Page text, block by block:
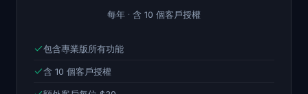
每年 · 含 10 個客戶授權
包含專業版所有功能
含 10 個客戶授權